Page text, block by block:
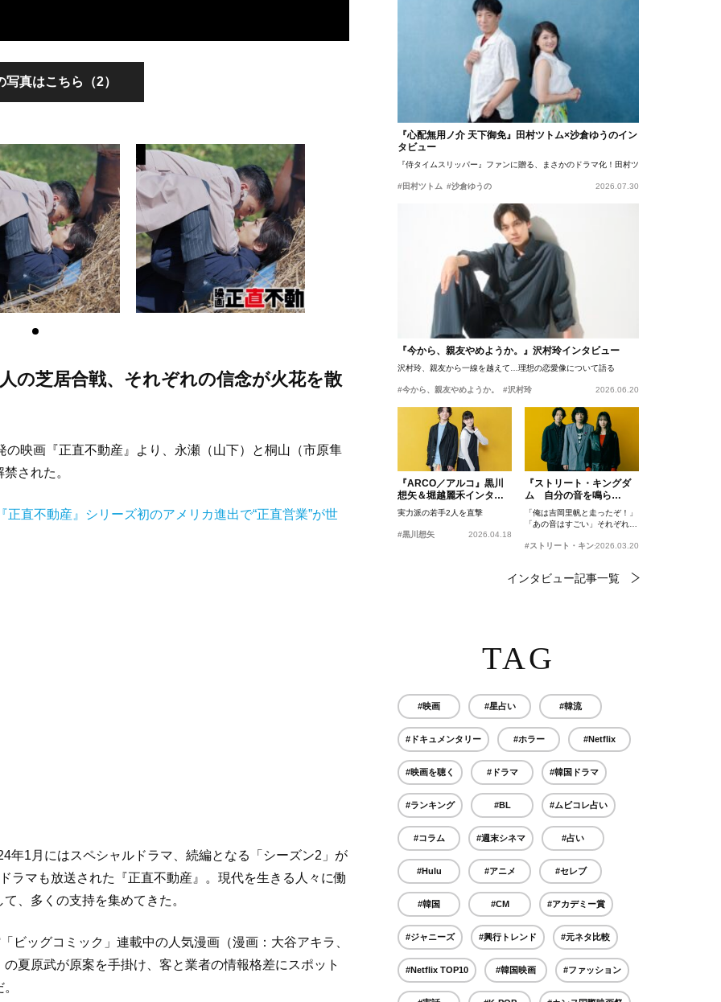
写真はこちら（2）
の芝居合戦、それぞれの信念が火花を散
映画『正直不動産』より、永瀬（山下）と桐山（市原隼
された。
直不動産』シリーズ初のアメリカ進出で“正直営業”が世
年1月にはスペシャルドラマ、続編となる「シーズン2」が
ラマも放送された『正直不動産』。現代を生きる人々に働
、多くの支持を集めてきた。
ビッグコミック」連載中の人気漫画（漫画：大谷アキラ、
夏原武が原案を手掛け、客と業者の情報格差にスポット
『心配無用ノ介 天下御免』田村ツトム×沙倉ゆうのイン
タビュー
『侍タイムスリッパー』ファンに贈る、まさかのドラマ化！田村ツトム×沙倉ゆうのが語
#田村ツトム #沙倉ゆうの 2026.07.30
『今から、親友やめようか。』沢村玲インタビュー
沢村玲、親友から一線を越えて…理想の恋愛像について語る
#今から、親友やめようか。 #沢村玲 2026.06.20
『ARCO／アルコ』黒川
想矢＆堀越麗禾インタビ
ュー
実力派の若手2人を直撃
#黒川想矢 2026.04.18
『ストリート・キングダ
ム 自分の音を鳴ら
せ。』峯田和伸、若葉竜
也、吉岡里帆インタビュ
ー
「俺は吉岡里帆と走ったぞ！」
「あの音はすごい」それぞれの
#ストリート・キングダム 自分の音を鳴らせ。
2026.03.20
インタビュー記事一覧
TAG
#映画 #星占い #韓流
#ドキュメンタリー #ホラー #Netflix
#映画を聴く #ドラマ #韓国ドラマ
#ランキング #BL #ムビコレ占い
#コラム #週末シネマ #占い
#Hulu #アニメ #セレブ
#韓国 #CM #アカデミー賞
#ジャニーズ #興行トレンド #元ネタ比較
#Netflix TOP10 #韓国映画 #ファッション